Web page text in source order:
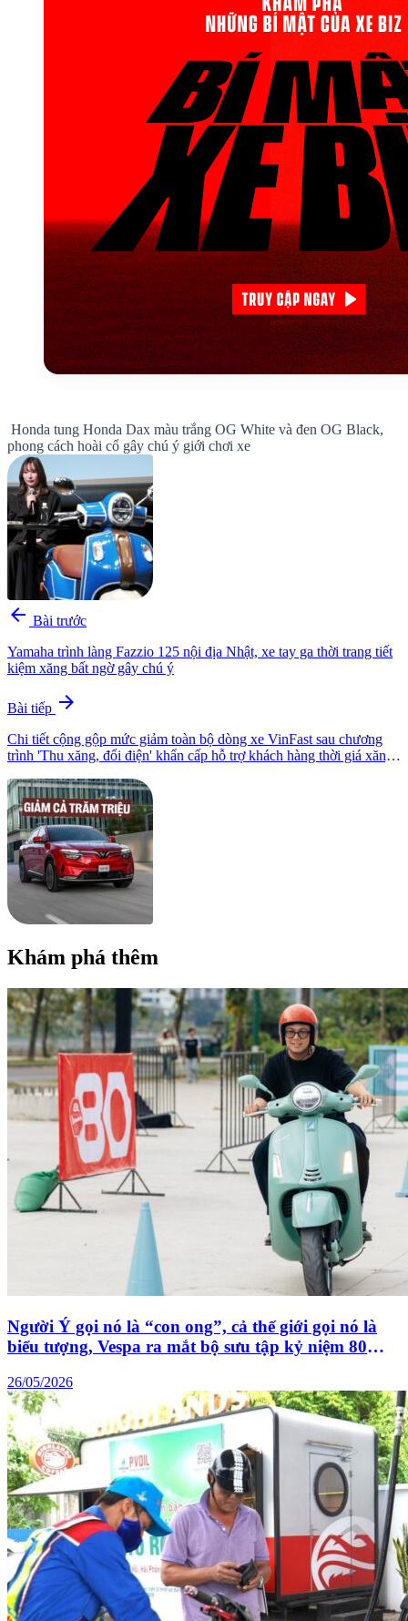
Honda tung Honda Dax màu trắng OG White và đen OG Black,
phong cách hoài cổ gây chú ý giới chơi xe
arrow_back Bài trước
Yamaha trình làng Fazzio 125 nội địa Nhật, xe tay ga thời trang tiết
kiệm xăng bất ngờ gây chú ý
Bài tiếp arrow_forward
Chi tiết cộng gộp mức giảm toàn bộ dòng xe VinFast sau chương
trình 'Thu xăng, đổi điện' khẩn cấp hỗ trợ khách hàng thời giá xăng
Khám phá thêm
Người Ý gọi nó là “con ong”, cả thế giới gọi nó là
biểu tượng, Vespa ra mắt bộ sưu tập kỷ niệm 80
26/05/2026